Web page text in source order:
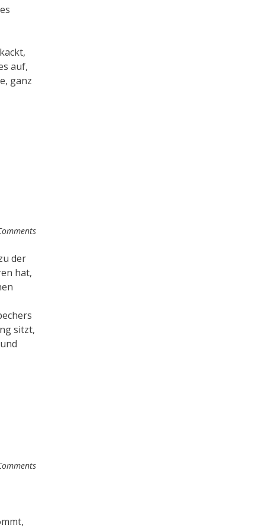
auf,
ganz
der
hat,
sitzt,